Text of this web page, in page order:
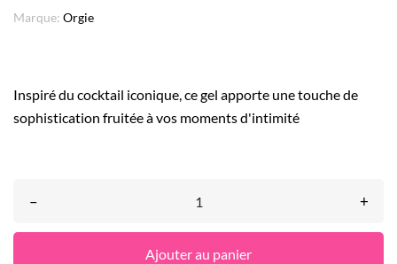
Marque: Orgie
Inspiré du cocktail iconique, ce gel apporte une touche de
sophistication fruitée à vos moments d'intimité
– +
Ajouter au panier